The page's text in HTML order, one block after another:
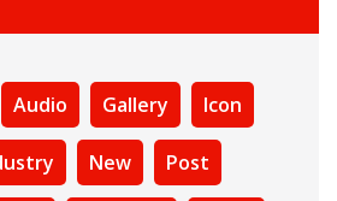
Audio Gallery Icon
New Post